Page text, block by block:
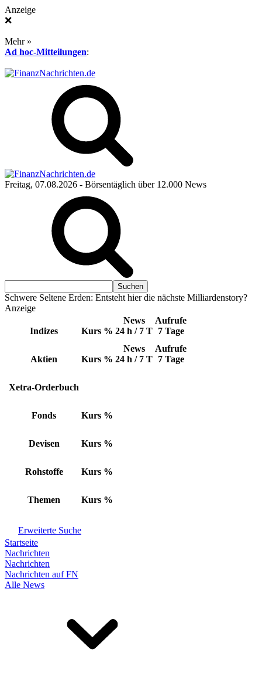
Anzeige
❌
Mehr »
Ad hoc-Mitteilungen:
Freitag, 07.08.2026 - Börsentäglich über 12.000 News
Schwere Seltene Erden: Entsteht hier die nächste Milliardenstory?
Anzeige
Indizes Kurs %
News
24 h / 7 T
Aufrufe
7 Tage
Aktien Kurs %
News
24 h / 7 T
Aufrufe
7 Tage
Xetra-Orderbuch
Fonds Kurs %
Devisen Kurs %
Rohstoffe Kurs %
Themen Kurs %
Erweiterte Suche
Startseite
Nachrichten
Nachrichten
Nachrichten auf FN
Alle News